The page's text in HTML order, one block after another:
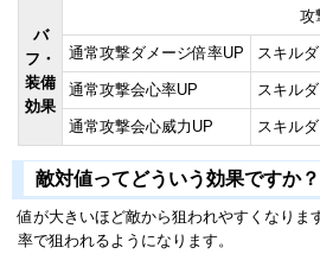
バ
フ・
装備
効果
通常攻撃ダメージ倍率UP スキル
通常攻撃会心率UP スキル
通常攻撃会心威力UP スキル
敵対値ってどういう効果ですか？
値が大きいほど敵から狙われやすくなりま
率で狙われるようになります。